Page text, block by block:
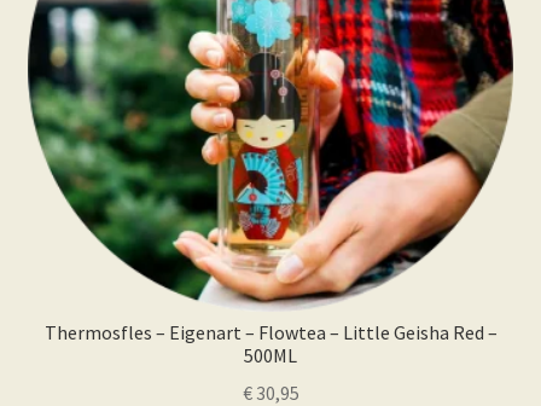
Thermosfles – Eigenart – Flowtea – Little Geisha Red –
500ML
€30,95